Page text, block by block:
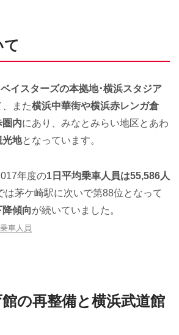
て
イスターズの本拠地･横浜スタジア
、また横浜中華街や横浜赤レンガ倉
圏内にあり、みなとみらい地区とあわ
光地となっています。
年度の1日平均乗車人員は55,586人
は茅ケ崎駅に次いで第88位となって
傾向が続いていました。
車人員
の再整備と横浜武道館